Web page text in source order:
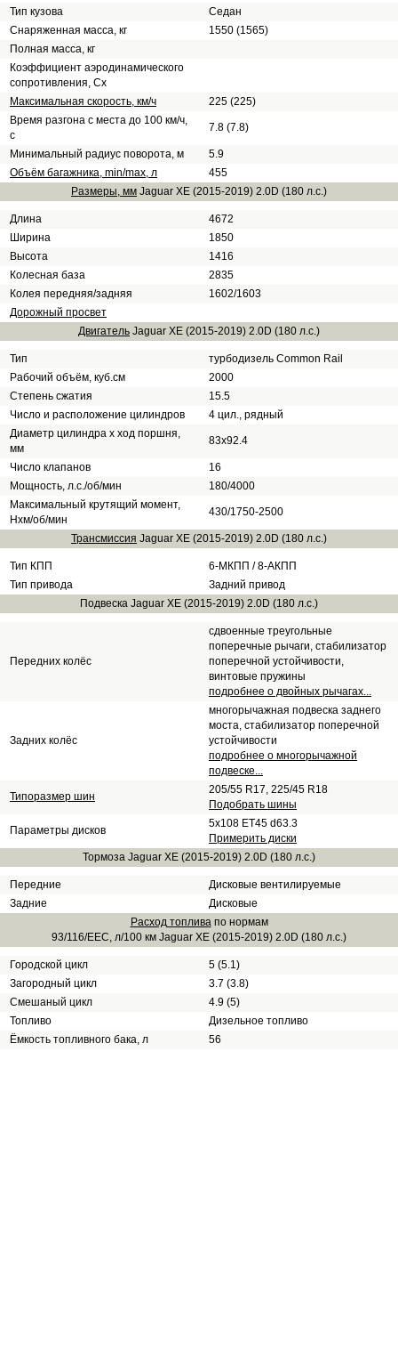
Тип кузова
Седан
Снаряженная масса, кг
1550 (1565)
Полная масса, кг
Коэффициент аэродинамического
сопротивления, Сх
Максимальная скорость, км/ч
225 (225)
Время разгона с места до 100 км/ч,
с
7.8 (7.8)
Минимальный радиус поворота, м
5.9
Объём багажника, min/max, л
455
Размеры, мм Jaguar XE (2015-2019) 2.0D (180 л.с.)
Длина
4672
Ширина
1850
Высота
1416
Колесная база
2835
Колея передняя/задняя
1602/1603
Дорожный просвет
Двигатель Jaguar XE (2015-2019) 2.0D (180 л.с.)
Тип
турбодизель Common Rail
Рабочий объём, куб.см
2000
Степень сжатия
15.5
Число и расположение цилиндров
4 цил., рядный
Диаметр цилиндра х ход поршня,
мм
83х92.4
Число клапанов
16
Мощность, л.с./об/мин
180/4000
Максимальный крутящий момент,
Нхм/об/мин
430/1750-2500
Трансмиссия Jaguar XE (2015-2019) 2.0D (180 л.с.)
Тип КПП
6-МКПП / 8-АКПП
Тип привода
Задний привод
Подвеска Jaguar XE (2015-2019) 2.0D (180 л.с.)
Передних колёс
сдвоенные треугольные
поперечные рычаги, стабилизатор
поперечной устойчивости,
винтовые пружины
подробнее о двойных рычагах...
Задних колёс
многорычажная подвеска заднего
моста, стабилизатор поперечной
устойчивости
подробнее о многорычажной
подвеске...
Типоразмер шин
205/55 R17, 225/45 R18
Подобрать шины
Параметры дисков
5x108 ET45 d63.3
Примерить диски
Тормоза Jaguar XE (2015-2019) 2.0D (180 л.с.)
Передние
Дисковые вентилируемые
Задние
Дисковые
Расход топливапо нормам
93/116/EEC, л/100 км Jaguar XE (2015-2019) 2.0D (180 л.с.)
Городской цикл
5 (5.1)
Загородный цикл
3.7 (3.8)
Смешаный цикл
4.9 (5)
Топливо
Дизельное топливо
Ёмкость топливного бака, л
56